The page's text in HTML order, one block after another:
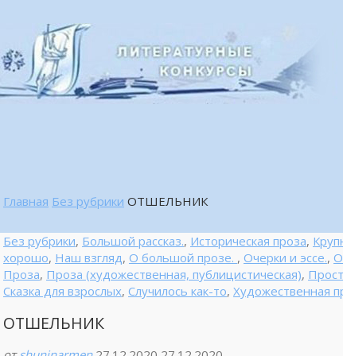
Главная Без рубрики ОТШЕЛЬНИК
Без рубрики, Большой рассказ., Историческая проза,
хорошо, Наш взгляд, О большой прозе. , Очерки и эссе.,
Проза, Проза (художественная, публицистическая),
Сказка для взрослых, Случилось как-то, Художественная
ОТШЕЛЬНИК